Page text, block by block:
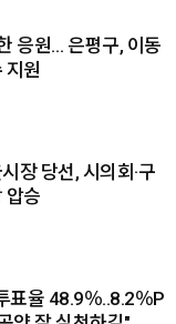
응원… 은평구, 이동
지원
장 당선, 시의회·구
압승
표율 48.9％..8.2％P